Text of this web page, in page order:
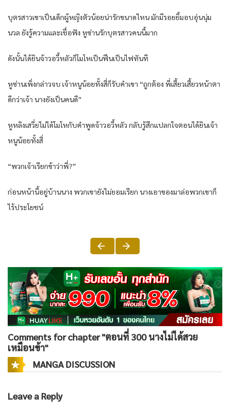
บุตรสาวเขาเป็นเด็กผู้หญิงตัวน้อยน่ารักขนาดไหน มักมีรอยยิ้มอบอุ่นนุ่ม
นวล ยังรู้ความและเชื่อฟัง หูซ่านรักบุตรสาวคนนี้มาก
ดังนั้นได้ยินจ้าวอวี้หลัวก็โมโหเป็นฟืนเป็นไฟทันที
หูซ่านเพิ่งกล่าวจบ เจ้าหนูน้อยทั้งสี่ก็รับคำเขา “ถูกต้อง พี่เสี้ยวเสี้ยวหน้าตา
ดีกว่าเจ้า นางยังเป็นคนดี”
หูหลิงเสวี่ยไม่ได้โมโหกับคำพูดจ้าวอวี้หลัว กลับรู้สึกแปลกใจตอนได้ยินเจ้า
หนูน้อยทั้งสี่
“พวกเจ้าเรียกข้าว่าพี่?”
ก่อนหน้านี้อยู่บ้านนาง พวกเขายังไม่ยอมเรียก นางเอาของมาล่อพวกเขาก็
ไร้ประโยชน์
Comments for chapter "ตอนที่ 300 นางไม่ได้สวย
เหมือนข้า"
MANGA DISCUSSION
Leave a Reply